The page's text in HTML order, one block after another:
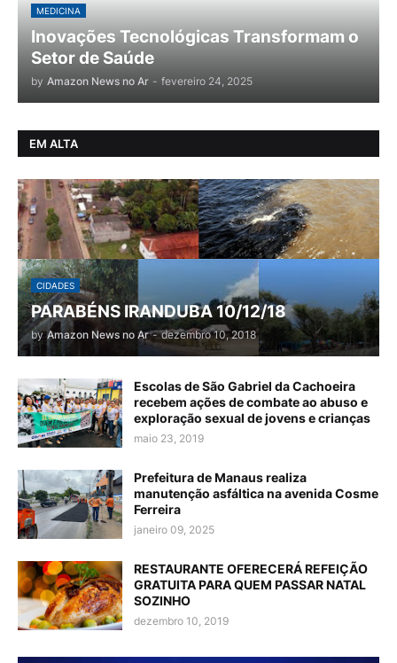
MEDICINA
Inovações Tecnológicas Transformam o
Setor de Saúde
by Amazon News no Ar - fevereiro 24, 2025
EM ALTA
CIDADES
PARABÉNS IRANDUBA 10/12/18
by Amazon News no Ar - dezembro 10, 2018
Escolas de São Gabriel da Cachoeira
recebem ações de combate ao abuso e
exploração sexual de jovens e crianças
maio 23, 2019
Prefeitura de Manaus realiza
manutenção asfáltica na avenida Cosme
Ferreira
janeiro 09, 2025
RESTAURANTE OFERECERÁ REFEIÇÃO
GRATUITA PARA QUEM PASSAR NATAL
SOZINHO
dezembro 10, 2019